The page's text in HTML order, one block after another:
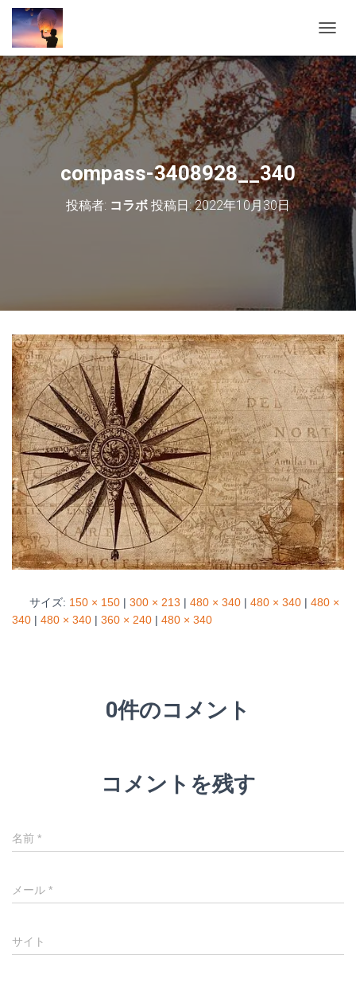
ビ
ゲ
ー
シ
ョ
ン
を
切
り
替
え
compass-3408928__340
投稿者: コラボ 投稿日:2022年10月30日
サイズ: 150 × 150 | 300 × 213 | 480 × 340 | 480 × 340 | 480 ×
340 | 480 × 340 | 360 × 240 | 480 × 340
0件のコメント
コメントを残す
名前 *
メール *
サイト